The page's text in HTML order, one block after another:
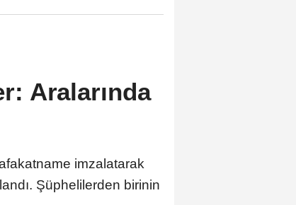
Aralarında
imzalatarak
Şüphelilerden birinin